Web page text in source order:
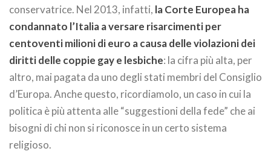
conservatrice. Nel 2013, infatti, la Corte Europea ha
condannato l’Italia a versare risarcimenti per
centoventi milioni di euro a causa delle violazioni dei
diritti delle coppie gay e lesbiche: la cifra più alta, per
altro, mai pagata da uno degli stati membri del Consiglio
d’Europa. Anche questo, ricordiamolo, un caso in cui la
politica è più attenta alle “suggestioni della fede” che ai
bisogni di chi non si riconosce in un certo sistema
religioso.